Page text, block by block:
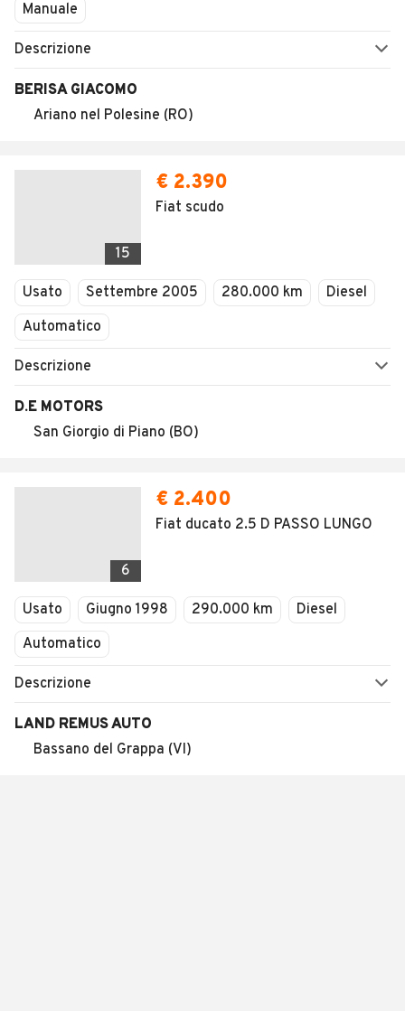
Manuale
Descrizione
BERISA GIACOMO
Ariano nel Polesine (RO)
15
€ 2.390
Fiat scudo
Usato Settembre 2005 280.000 km
Diesel
Automatico
Descrizione
D.E MOTORS
San Giorgio di Piano (BO)
6
€ 2.400
Fiat ducato 2.5 D PASSO LUNGO
Usato Giugno 1998 290.000 km
Diesel
Automatico
Descrizione
LAND REMUS AUTO
Bassano del Grappa (VI)